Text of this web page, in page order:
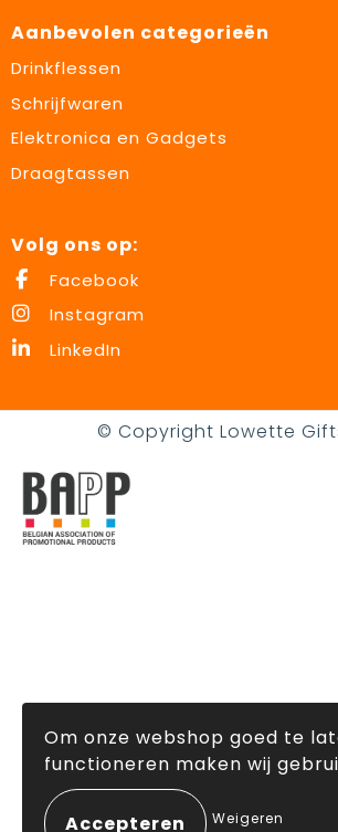
Aanbevolen categorieën
Drinkflessen
Schrijfwaren
Elektronica en Gadgets
Draagtassen
Volg ons op:
Facebook
Instagram
LinkedIn
© Copyright Lowette
Om onze webshop goed te
functioneren maken wij
Weigeren